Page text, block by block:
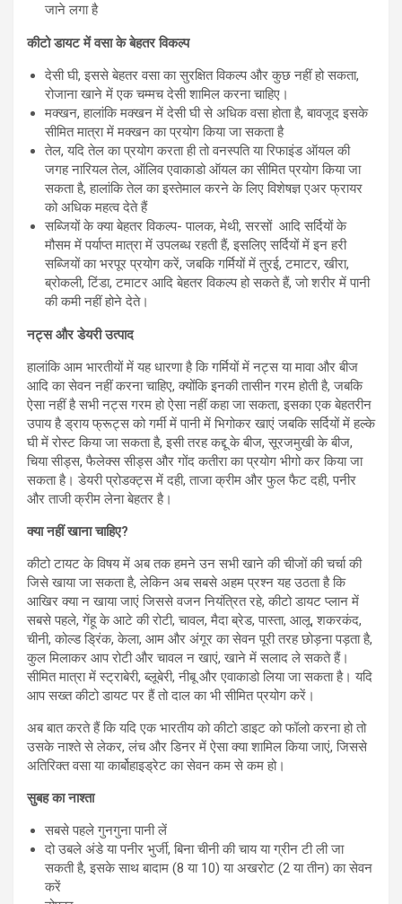
जाने लगा है
कीटो डायट में वसा के बेहतर विकल्प
देसी घी, इससे बेहतर वसा का सुरक्षित विकल्प और कुछ नहीं हो सकता,
रोजाना खाने में एक चम्मच देसी शामिल करना चाहिए।
मक्खन, हालांकि मक्खन में देसी घी से अधिक वसा होता है, बावजूद इसके
सीमित मात्रा में मक्खन का प्रयोग किया जा सकता है
तेल, यदि तेल का प्रयोग करता ही तो वनस्पति या रिफाइंड ऑयल की
जगह नारियल तेल, ऑलिव एवाकाडो ऑयल का सीमित प्रयोग किया जा
सकता है, हालांकि तेल का इस्तेमाल करने के लिए विशेषज्ञ एअर फ्रायर
को अधिक महत्व देते हैं
सब्जियों के क्या बेहतर विकल्प- पालक, मेथी, सरसों आदि सर्दियों के
मौसम में पर्याप्त मात्रा में उपलब्ध रहती हैं, इसलिए सर्दियों में इन हरी
सब्जियों का भरपूर प्रयोग करें, जबकि गर्मियों में तुरई, टमाटर, खीरा,
ब्रोकली, टिंडा, टमाटर आदि बेहतर विकल्प हो सकते हैं, जो शरीर में पानी
की कमी नहीं होने देते।
नट्स और डेयरी उत्पाद
हालांकि आम भारतीयों में यह धारणा है कि गर्मियों में नट्स या मावा और बीज
आदि का सेवन नहीं करना चाहिए, क्योंकि इनकी तासीन गरम होती है, जबकि
ऐसा नहीं है सभी नट्स गरम हो ऐसा नहीं कहा जा सकता, इसका एक बेहतरीन
उपाय है ड्राय फ्रूट्स को गर्मी में पानी में भिगोकर खाएं जबकि सर्दियों में हल्के
घी में रोस्ट किया जा सकता है, इसी तरह कद्दू के बीज, सूरजमुखी के बीज,
चिया सीड्स, फैलेक्स सीड्स और गोंद कतीरा का प्रयोग भीगो कर किया जा
सकता है। डेयरी प्रोडक्ट्स में दही, ताजा क्रीम और फुल फैट दही, पनीर
और ताजी क्रीम लेना बेहतर है।
क्या नहीं खाना चाहिए?
कीटो टायट के विषय में अब तक हमने उन सभी खाने की चीजों की चर्चा की
जिसे खाया जा सकता है, लेकिन अब सबसे अहम प्रश्न यह उठता है कि
आखिर क्या न खाया जाएं जिससे वजन नियंत्रित रहे, कीटो डायट प्लान में
सबसे पहले, गेंहू के आटे की रोटी, चावल, मैदा ब्रेड, पास्ता, आलू, शकरकंद,
चीनी, कोल्ड ड्रिंक, केला, आम और अंगूर का सेवन पूरी तरह छोड़ना पड़ता है,
कुल मिलाकर आप रोटी और चावल न खाएं, खाने में सलाद ले सकते हैं।
सीमित मात्रा में स्ट्राबेरी, ब्लूबेरी, नीबू और एवाकाडो लिया जा सकता है। यदि
आप सख्त कीटो डायट पर हैं तो दाल का भी सीमित प्रयोग करें।
अब बात करते हैं कि यदि एक भारतीय को कीटो डाइट को फॉलो करना हो तो
उसके नाश्ते से लेकर, लंच और डिनर में ऐसा क्या शामिल किया जाएं, जिससे
अतिरिक्त वसा या कार्बोहाइड्रेट का सेवन कम से कम हो।
सुबह का नाश्ता
सबसे पहले गुनगुना पानी लें
दो उबले अंडे या पनीर भुर्जी, बिना चीनी की चाय या ग्रीन टी ली जा
सकती है, इसके साथ बादाम (8 या 10) या अखरोट (2 या तीन) का सेवन
करें